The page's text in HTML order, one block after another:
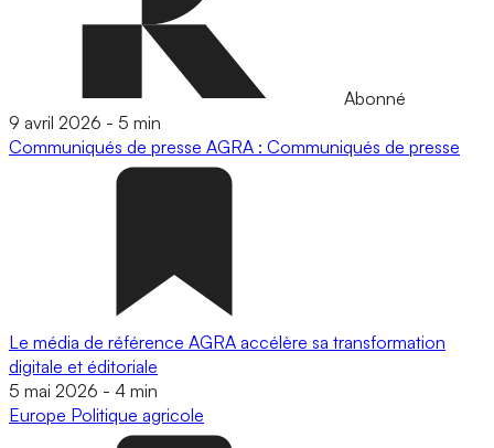
Abonné
9 avril 2026 - 5 min
Communiqués de presse AGRA : Communiqués de presse
Le média de référence AGRA accélère sa transformation
digitale et éditoriale
5 mai 2026 - 4 min
Europe Politique agricole